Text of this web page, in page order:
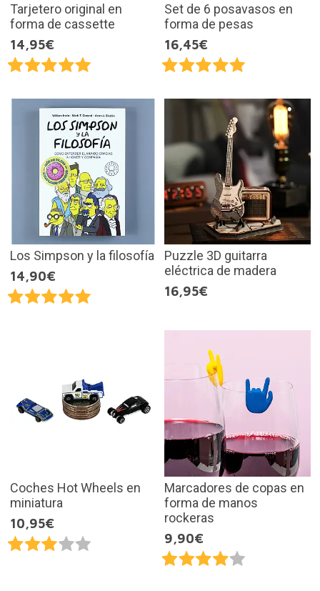
Tarjetero original en
forma de cassette
14,95€
Set de 6 posavasos en
forma de pesas
16,45€
Los Simpson y la filosofía
14,90€
Puzzle 3D guitarra
eléctrica de madera
16,95€
Coches Hot Wheels en
miniatura
10,95€
Marcadores de copas en
forma de manos
rockeras
9,90€